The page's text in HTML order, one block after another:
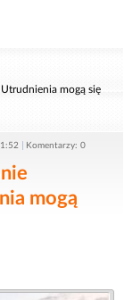
mogą się
Komentarzy: 0
mogą